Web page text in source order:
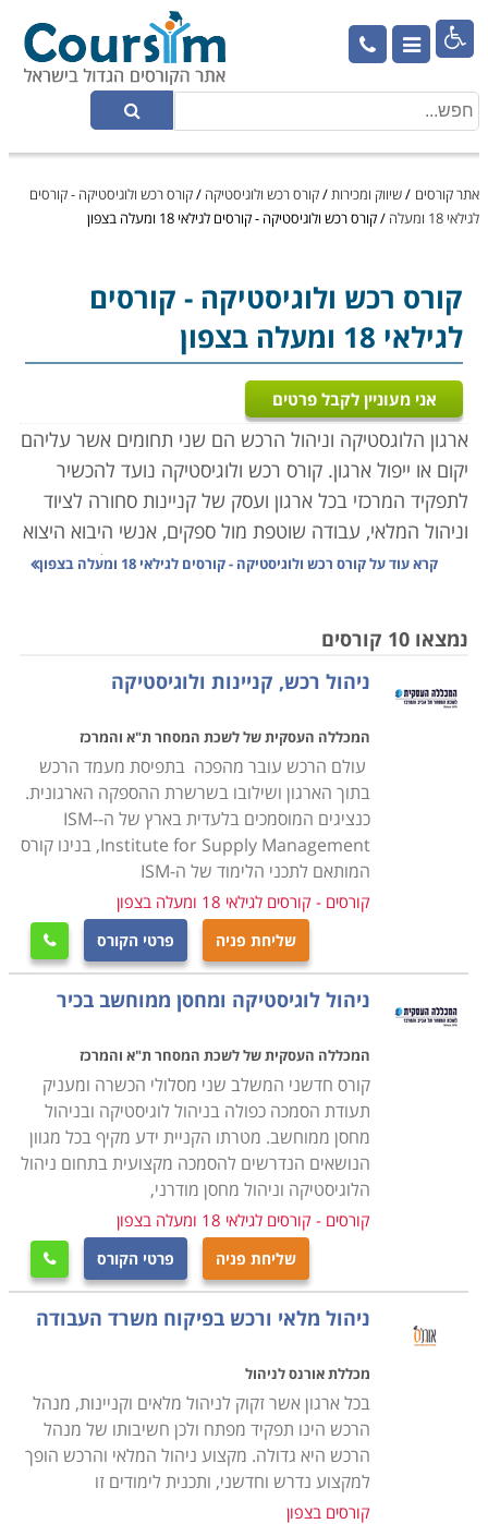

אתר קורסים /שיווק ומכירות/קורס רכש ולוגיסטיקה /קורס רכש ולוגיסטיקה - קורסים
לגילאי 18 ומעלה
/קורס רכש ולוגיסטיקה - קורסים לגילאי 18 ומעלה בצפון
קורס רכש ולוגיסטיקה - קורסים
לגילאי 18 ומעלה בצפון
אני מעוניין לקבל פרטים
ארגון הלוגסטיקה וניהול הרכש הם שני תחומים אשר עליהם
יקום או ייפול ארגון. קורס רכש ולוגיסטיקה נועד להכשיר
לתפקיד המרכזי בכל ארגון ועסק של קניינות סחורה לציוד
וניהול המלאי, עבודה שוטפת מול ספקים, אנשי היבוא היצוא
והעובדים באופן מדויק, הדורש תיאום אחיד עם כל הגורמים
הנושאים הנלמדים בקורס הם ניהול המשאב האנושי, ניהול
איכות, ארגון ותפעול מלאי העסק, ניהול הצד הפיננסי,
עריכת חוזים ומציאת התאמה בין הצרכים של העסק ליכולת
התקציבית, שכן עסק שאינו מנהל את הרכש באופן תקין,
עשוי מהר מאוד להיקלע לקשיים שלעתים בלתי הפיכים.
הקורס אינו דורש כל ידע מוקדם, אך עם זאת נדרשת יכולת
ארגון וניהול שכן, מדובר בתפקיד עם הרבה אחריות, והבנה,
הן פיננסית והן משפטית, שכן, ככל שהארגון מורכב יותר, כך
יש משמעות רבה יותר לכל רכישה כמו גם לניהול המלאי
ולכן אמנם אין תנאי קבלה אך נדרשים כישורים אישיים על
מנת להצליח בתפקיד מרכזי זה.
במסגרת הקורס מועברים תכנים להכנת תכנית רכש, הכנת
הצעת מחיר באופן יעיל ואפקטיבי לארגון, תהליכי משא ומתן,
ניהול קשרי ושיתופי פעולה עם ספקים תוך הקפדה על כל
הנהלים והכללים המשפטיים בתחום הסחר והמיסוי מול
ספקים מקומיים ובינלאומיים.
עבור מי מתאימים הלימודים
קורס רכש ולוגיסטיקה אורך כשנה אחת, כאשר הוא מתנהל
בהתאם לתכנית של התמ"ת, והתעודה אף היא ניתנת
מטעם התמ"ת. בסיום הקורס אפשר לעסוק במקצוע במגוון
של מקומות עבודה, שכן בכל ארגון גדול קיימת מחלקה
מיוחדת לרכש ולוגיסטיקה ולכן זהו מקצוע מבוקש ביותר
המתאים הן לחיילים משוחררים בתחילת דרכם המקצועית
והן כהסבה מקצועית.
הקורס מקנה את כל הידע הנדרש, כך גם מי שאין לו כל
קרא עוד עלקורס רכש ולוגיסטיקה - קורסים לגילאי 18 ומעלה בצפון
נמצאו 10 קורסים
ניהול רכש, קניינות ולוגיסטיקה
המכללה העסקית של לשכת המסחר ת"א והמרכז
עולם הרכש עובר מהפכה בתפיסת מעמד הרכש
בתוך הארגון ושילובו בשרשרת ההספקה הארגונית.
כנציגים המוסמכים בלעדית בארץ של ה-ISM-
Institute for Supply Management, בנינו קורס
המותאם לתכני הלימוד של ה-ISM
קורסים - קורסים לגילאי 18 ומעלה בצפון
שליחת פניה פרטי הקורס 
ניהול לוגיסטיקה ומחסן ממוחשב בכיר
המכללה העסקית של לשכת המסחר ת"א והמרכז
קורס חדשני המשלב שני מסלולי הכשרה ומעניק
תעודת הסמכה כפולה בניהול לוגיסטיקה ובניהול
מחסן ממוחשב. מטרתו הקניית ידע מקיף בכל מגוון
הנושאים הנדרשים להסמכה מקצועית בתחום ניהול
הלוגיסטיקה וניהול מחסן מודרני,
קורסים - קורסים לגילאי 18 ומעלה בצפון
שליחת פניה פרטי הקורס 
ניהול מלאי ורכש בפיקוח משרד העבודה
מכללת אורנס לניהול
בכל ארגון אשר זקוק לניהול מלאים וקניינות, מנהל
הרכש הינו תפקיד מפתח ולכן חשיבותו של מנהל
הרכש היא גדולה. מקצוע ניהול המלאי והרכש הופך
למקצוע נדרש וחדשני, ותכנית לימודים זו
קורסים בצפון